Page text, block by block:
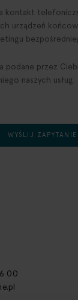
kontakt
urządzeń
podane przez
naszych
WYŚLIJ ZAPYTANIE
00